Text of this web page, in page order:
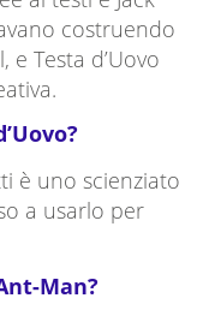
costruendo
Testa d’Uovo
è uno scienziato
a usarlo per
Man?